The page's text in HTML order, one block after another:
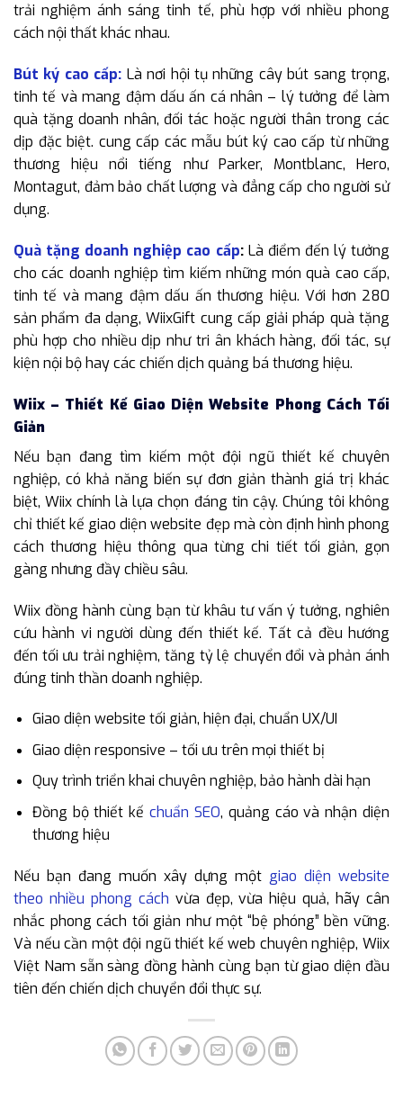
trải nghiệm ánh sáng tinh tế, phù hợp với nhiều phong
cách nội thất khác nhau.
Bút ký cao cấp: Là nơi hội tụ những cây bút sang trọng,
tinh tế và mang đậm dấu ấn cá nhân – lý tưởng để làm
quà tặng doanh nhân, đối tác hoặc người thân trong các
dịp đặc biệt. cung cấp các mẫu bút ký cao cấp từ những
thương hiệu nổi tiếng như Parker, Montblanc, Hero,
Montagut, đảm bảo chất lượng và đẳng cấp cho người sử
dụng.
Quà tặng doanh nghiệp cao cấp:Là điểm đến lý tưởng
cho các doanh nghiệp tìm kiếm những món quà cao cấp,
tinh tế và mang đậm dấu ấn thương hiệu. Với hơn 280
sản phẩm đa dạng, WiixGift cung cấp giải pháp quà tặng
phù hợp cho nhiều dịp như tri ân khách hàng, đối tác, sự
kiện nội bộ hay các chiến dịch quảng bá thương hiệu.
Wiix – Thiết Kế Giao Diện Website Phong Cách Tối
Giản
Nếu bạn đang tìm kiếm một đội ngũ thiết kế chuyên
nghiệp, có khả năng biến sự đơn giản thành giá trị khác
biệt, Wiix chính là lựa chọn đáng tin cậy. Chúng tôi không
chỉ thiết kế giao diện website đẹp mà còn định hình phong
cách thương hiệu thông qua từng chi tiết tối giản, gọn
gàng nhưng đầy chiều sâu.
Wiix đồng hành cùng bạn từ khâu tư vấn ý tưởng, nghiên
cứu hành vi người dùng đến thiết kế. Tất cả đều hướng
đến tối ưu trải nghiệm, tăng tỷ lệ chuyển đổi và phản ánh
đúng tinh thần doanh nghiệp.
Giao diện website tối giản, hiện đại, chuẩn UX/UI
Giao diện responsive – tối ưu trên mọi thiết bị
Quy trình triển khai chuyên nghiệp, bảo hành dài hạn
Đồng bộ thiết kếchuẩn SEO, quảng cáo và nhận diện
thương hiệu
Nếu bạn đang muốn xây dựng một giao diện website
theo nhiều phong cách vừa đẹp, vừa hiệu quả, hãy cân
nhắc phong cách tối giản như một “bệ phóng” bền vững.
Và nếu cần một đội ngũ thiết kế web chuyên nghiệp, Wiix
Việt Nam sẵn sàng đồng hành cùng bạn từ giao diện đầu
tiên đến chiến dịch chuyển đổi thực sự.